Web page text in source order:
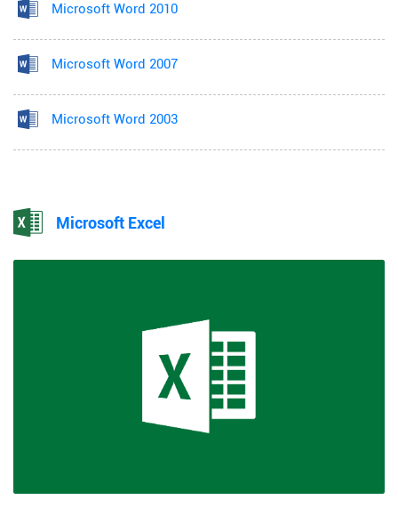
Microsoft Word 2010
Microsoft Word 2007
Microsoft Word 2003
Microsoft Excel